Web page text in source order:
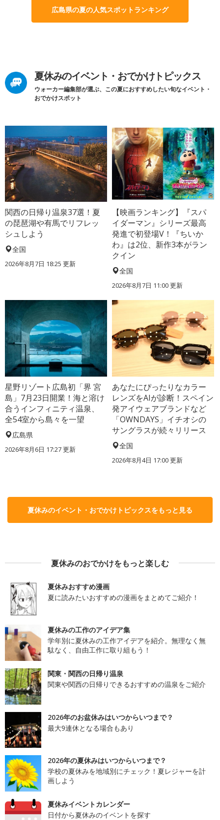
広島県の夏の人気スポットランキング
夏休みのイベント・おでかけトピックス
ウォーカー編集部が選ぶ、この夏におすすめしたい旬なイベント・
おでかけスポット
関西の日帰り温泉37選！夏
の琵琶湖や有馬でリフレッ
シュしよう
全国
2026年8月7日 18:25 更新
【映画ランキング】『スパ
イダーマン』シリーズ最高
発進で初登場V！『ちいか
わ』は2位、新作3本がラン
クイン
全国
2026年8月7日 11:00更新
星野リゾート広島初「界 宮
島」7月23日開業！海と溶け
合うインフィニティ温泉、
全54室から島々を一望
広島県
2026年8月6日 17:27更新
あなたにぴったりなカラー
レンズをAIが診断！スペイン
発アイウェアブランドなど
「OWNDAYS」イチオシの
サングラスが続々リリース
全国
2026年8月4日 17:00更新
夏休みのイベント・おでかけトピックスをもっと見る
夏休みのおでかけをもっと楽しむ
夏休みおすすめ漫画
夏に読みたいおすすめの漫画をまとめてご紹介！
夏休みの工作のアイデア集
学年別に夏休みの工作アイデアを紹介。無理なく無
駄なく、自由工作に取り組もう！
関東・関西の日帰り温泉
関東や関西の日帰りできるおすすめの温泉をご紹介
2026年のお盆休みはいつからいつまで？
最大9連休となる場合もあり
2026年の夏休みはいつからいつまで？
学校の夏休みを地域別にチェック！夏レジャーを計
画しよう
夏休みイベントカレンダー
日付から夏休みのイベントを探す